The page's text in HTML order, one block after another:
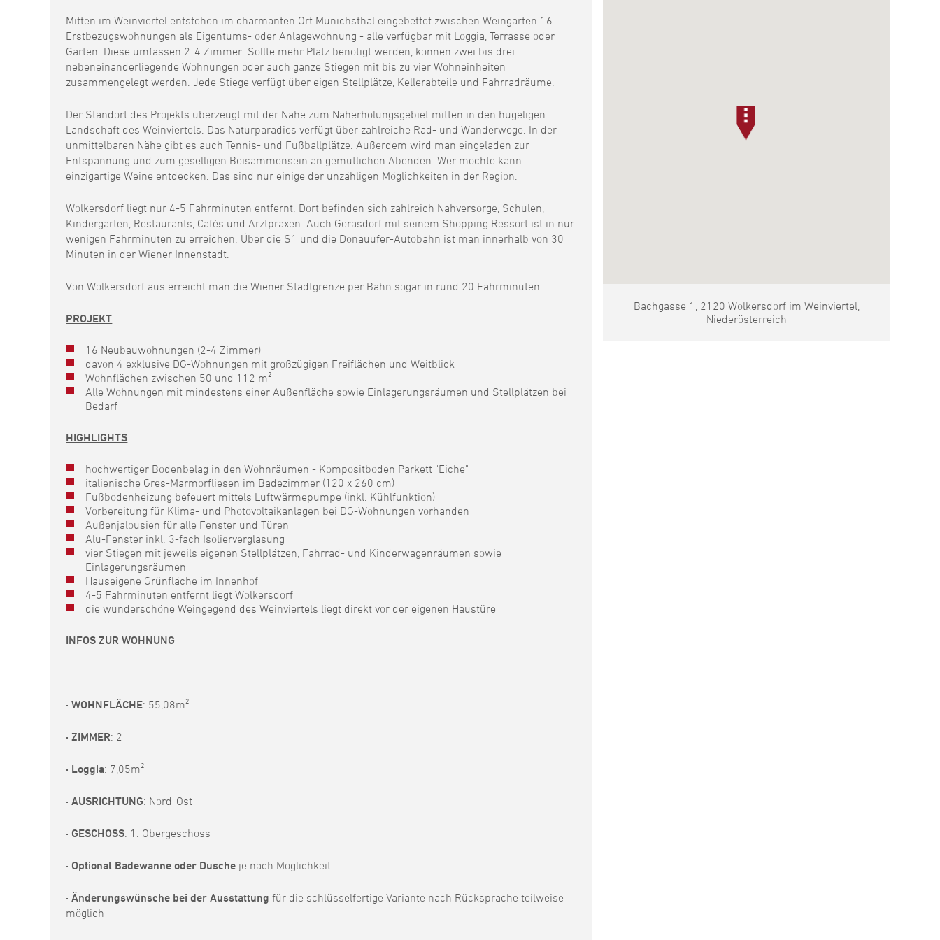
Mitten im Weinviertel entstehen im charmanten Ort Münichsthal eingebettet zwischen Weingärten 16
Erstbezugswohnungen als Eigentums- oder Anlagewohnung - alle verfügbar mit Loggia, Terrasse oder
Garten. Diese umfassen 2-4 Zimmer. Sollte mehr Platz benötigt werden, können zwei bis drei
nebeneinanderliegende Wohnungen oder auch ganze Stiegen mit bis zu vier Wohneinheiten
zusammengelegt werden. Jede Stiege verfügt über eigen Stellplätze, Kellerabteile und Fahrradräume.
Der Standort des Projekts überzeugt mit der Nähe zum Naherholungsgebiet mitten in den hügeligen
Landschaft des Weinviertels. Das Naturparadies verfügt über zahlreiche Rad- und Wanderwege. In der
unmittelbaren Nähe gibt es auch Tennis- und Fußballplätze. Außerdem wird man eingeladen zur
Entspannung und zum geselligen Beisammensein an gemütlichen Abenden. Wer möchte kann
einzigartige Weine entdecken. Das sind nur einige der unzähligen Möglichkeiten in der Region.
Wolkersdorf liegt nur 4-5 Fahrminuten entfernt. Dort befinden sich zahlreich Nahversorge, Schulen,
Kindergärten, Restaurants, Cafés und Arztpraxen. Auch Gerasdorf mit seinem Shopping Ressort ist in nur
wenigen Fahrminuten zu erreichen. Über die S1 und die Donauufer-Autobahn ist man innerhalb von 30
Minuten in der Wiener Innenstadt.
Von Wolkersdorf aus erreicht man die Wiener Stadtgrenze per Bahn sogar in rund 20 Fahrminuten.
PROJEKT
16 Neubauwohnungen (2-4 Zimmer)
davon 4 exklusive DG-Wohnungen mit großzügigen Freiflächen und Weitblick
Wohnflächen zwischen 50 und 112 m²
Alle Wohnungen mit mindestens einer Außenfläche sowie Einlagerungsräumen und Stellplätzen bei
Bedarf
HIGHLIGHTS
hochwertiger Bodenbelag in den Wohnräumen - Kompositboden Parkett "Eiche"
italienische Gres-Marmorfliesen im Badezimmer (120 x 260 cm)
Fußbodenheizung befeuert mittels Luftwärmepumpe (inkl. Kühlfunktion)
Vorbereitung für Klima- und Photovoltaikanlagen bei DG-Wohnungen vorhanden
Außenjalousien für alle Fenster und Türen
Alu-Fenster inkl. 3-fach Isolierverglasung
vier Stiegen mit jeweils eigenen Stellplätzen, Fahrrad- und Kinderwagenräumen sowie
Einlagerungsräumen
Hauseigene Grünfläche im Innenhof
4-5 Fahrminuten entfernt liegt Wolkersdorf
die wunderschöne Weingegend des Weinviertels liegt direkt vor der eigenen Haustüre
INFOS ZUR WOHNUNG
· WOHNFLÄCHE: 55,08m²
· ZIMMER: 2
· Loggia: 7,05m²
· AUSRICHTUNG: Nord-Ost
· GESCHOSS: 1. Obergeschoss
· Optional Badewanne oder Dusche je nach Möglichkeit
· Änderungswünsche bei der Ausstattung für die schlüsselfertige Variante nach Rücksprache teilweise
möglich
Bachgasse 1, 2120 Wolkersdorf im Weinviertel,
Niederösterreich